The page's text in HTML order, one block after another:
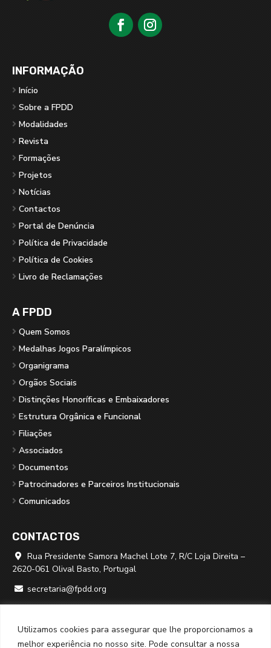
Utilizamos cookies para assegurar que lhe proporcionamos a
melhor experiência no nosso site. Pode consultar a nossa
INFORMAÇÃO
Início
Sobre a FPDD
Modalidades
Revista
Formações
Projetos
Notícias
Contactos
Portal de Denúncia
Política de Privacidade
Política de Cookies
Livro de Reclamações
A FPDD
Quem Somos
Medalhas Jogos Paralímpicos
Organigrama
Orgãos Sociais
Distinções Honoríficas e Embaixadores
Estrutura Orgânica e Funcional
Filiações
Associados
Documentos
Patrocinadores e Parceiros Institucionais
Comunicados
CONTACTOS

Rua Presidente Samora Machel Lote 7, R/C Loja Direita –
2620-061 Olival Basto, Portugal
 secretaria@fpdd.org
⁽*⁾ chamada para rede fixa nacional